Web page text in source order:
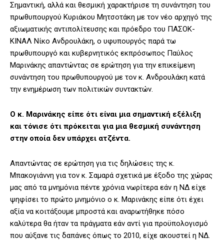
Σημαντική, αλλά και θεσμική χαρακτήρισε τη συνάντηση του
πρωθυπουργού Κυριάκου Μητσοτάκη με τον νέο αρχηγό της
αξιωματικής αντιπολίτευσης και πρόεδρο του ΠΑΣΟΚ-
ΚΙΝΑΛ Νίκο Ανδρουλάκη, ο υφυπουργός παρά τω
πρωθυπουργό και κυβερνητικός εκπρόσωπος Παύλος
Μαρινάκης απαντώντας σε ερώτηση για την επικείμενη
συνάντηση του πρωθυπουργού με τον κ. Ανδρουλάκη κατά
την ενημέρωση των πολιτικών συντακτών.
Ο κ. Μαρινάκης είπε ότι είναι μια σημαντική εξέλιξη
και τόνισε ότι πρόκειται για μια θεσμική συνάντηση
στην οποία δεν υπάρχει ατζέντα.
Απαντώντας σε ερώτηση για τις δηλώσεις της κ.
Μπακογιάννη για τον κ. Σαμαρά σχετικά με έξοδο της χώρας
μας από τα μνημόνια πέντε χρόνια νωρίτερα εάν η ΝΔ είχε
ψηφίσει το πρώτο μνημόνιο ο κ. Μαρινάκης είπε ότι έχει
αξία να κοιτάξουμε μπροστά και αναρωτήθηκε πόσο
καλύτερα θα ήταν τα πράγματα εάν αντί για προϋπολογισμό
που αύξανε τις δαπάνες όπως το 2010, είχε ακουστεί η ΝΔ.